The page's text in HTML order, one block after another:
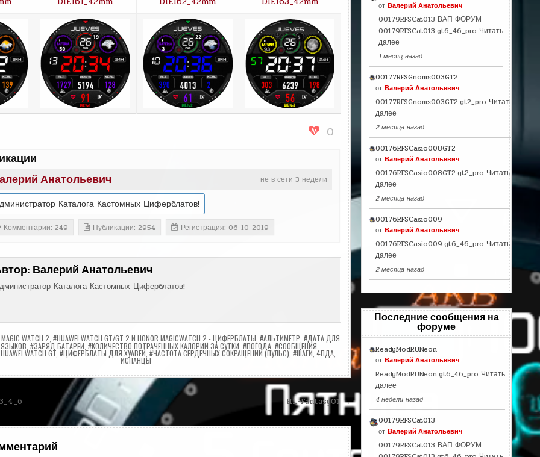
0
не в сети 3 недели
Анатольевич
Каталога Кастомных Циферблатов!
Комментарии: 249 Публикации: 2954 Регистрация: 06-10-2019
Валерий Анатольевич
Каталога Кастомных Циферблатов!
WATCH 2 ,#HUAWEI WATCH GT/GT 2 И HONOR MAGICWATCH 2 - ЦИФЕРБЛАТЫ ,#АЛЬТИМЕТР ,#ДАТА ДЛЯ
,#ЗАРЯД БАТАРЕИ ,#КОЛИЧЕСТВО ПОТРАЧЕННЫХ КАЛОРИЙ ЗА СУТКИ ,#ПОГОДА ,#СООБЩЕНИЯ
WATCH GT ,#ЦИФЕРБЛАТЫ ДЛЯ ХУАВЕЙ ,#ЧАСТОТА СЕРДЕЧНЫХ СОКРАЩЕНИЙ (ПУЛЬС) ,#ШАГИ ,4ПДА
ИСПАНЦЫ
HL-Fantasy01 →
от Валерий Анатольевич
00179RFSCat013 ВАП ФОРУМ
00179RFSCat013.gt6_46_pro Читать
далее
1 месяц назад
00177RFSGnoms003GT2
от Валерий Анатольевич
00177RFSGnoms003GT2.gt2_pro Читать
далее
2 месяца назад
00176RFSCasio008GT2
от Валерий Анатольевич
00176RFSCasio008GT2.gt2_pro Читать
далее
2 месяца назад
00176RFSCasio009
от Валерий Анатольевич
00176RFSCasio009.gt6_46_pro Читать
далее
2 месяца назад
Последние сообщения на
форуме
ReadyModRUNeon
от Валерий Анатольевич
ReadyModRUNeon.gt6_46_pro Читать
далее
4 недели назад
00179RFSCat013
от Валерий Анатольевич
00179RFSCat013 ВАП ФОРУМ